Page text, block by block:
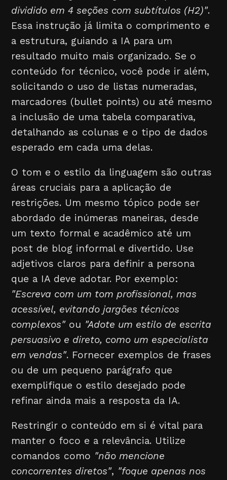
dividido em 4 seções com subtítulos (H2)".
Essa instrução já limita o comprimento e
a estrutura, guiando a IA para um
resultado muito mais organizado. Se o
conteúdo for técnico, você pode ir além,
solicitando o uso de listas numeradas,
marcadores (bullet points) ou até mesmo
a inclusão de uma tabela comparativa,
detalhando as colunas e o tipo de dados
esperado em cada uma delas.
O tom e o estilo da linguagem são outras
áreas cruciais para a aplicação de
restrições. Um mesmo tópico pode ser
abordado de inúmeras maneiras, desde
um texto formal e acadêmico até um
post de blog informal e divertido. Use
adjetivos claros para definir a persona
que a IA deve adotar. Por exemplo:
"Escreva com um tom profissional, mas
acessível, evitando jargões técnicos
complexos"ou "Adote um estilo de escrita
persuasivo e direto, como um especialista
em vendas". Fornecer exemplos de frases
ou de um pequeno parágrafo que
exemplifique o estilo desejado pode
refinar ainda mais a resposta da IA.
Restringir o conteúdo em si é vital para
manter o foco e a relevância. Utilize
comandos como "não mencione
concorrentes diretos", "foque apenas nos